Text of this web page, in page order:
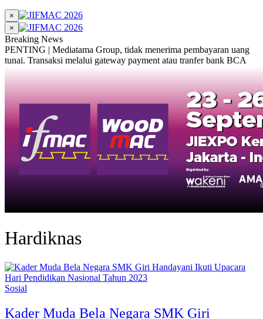
×
×
Breaking News
PENTING | Mediatama Group, tidak menerima pembayaran uang
tunai. Transaksi melalui gateway payment atau tranfer bank BCA
Hardiknas
Sosial
Kader Muda Bela Negara SMK Giri